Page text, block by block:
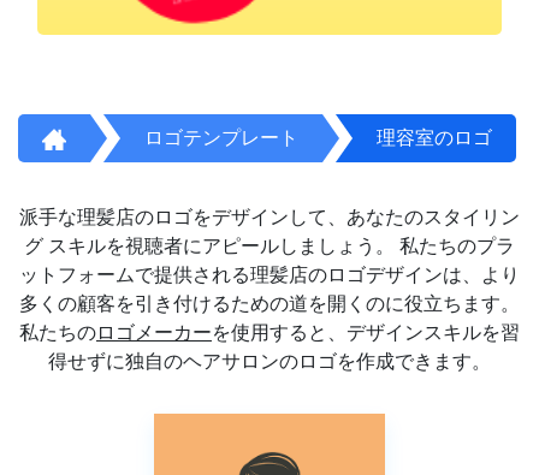
ロゴテンプレート 理容室のロゴ
派手な理髪店のロゴをデザインして、あなたのスタイリン
グ スキルを視聴者にアピールしましょう。 私たちのプラ
ットフォームで提供される理髪店のロゴデザインは、より
多くの顧客を引き付けるための道を開くのに役立ちます。
私たちのロゴメーカーを使用すると、デザインスキルを習
得せずに独自のヘアサロンのロゴを作成できます。